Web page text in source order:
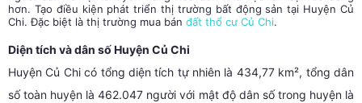
hơn. Tạo điều kiện phát triển thị trường bất động sản tại Huyện Củ
Chi. Đặc biệt là thị trường mua bán đất thổ cư Củ Chi.
Diện tích và dân số Huyện Củ Chi
Huyện Củ Chi có tổng diện tích tự nhiên là 434,77 km², tổng dân
số toàn huyện là 462.047 người với mật độ dân số trong huyện là